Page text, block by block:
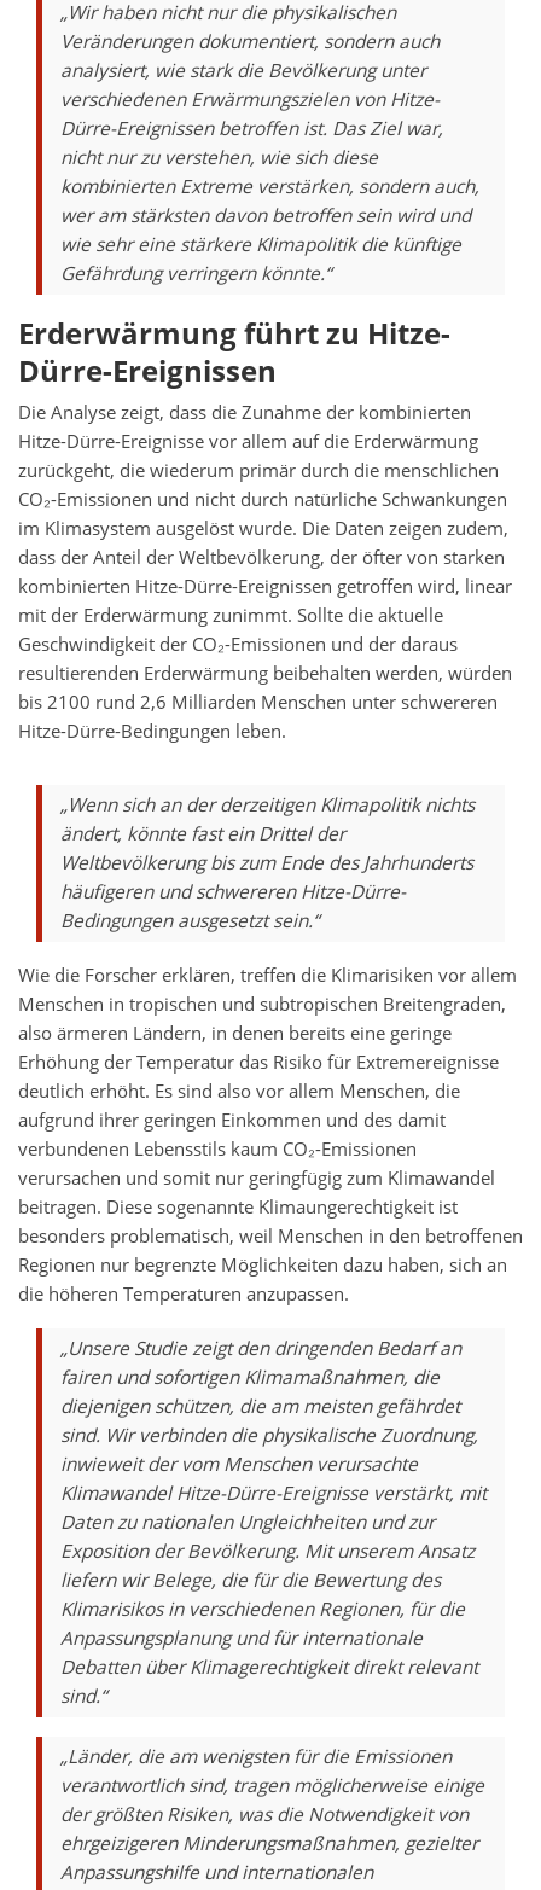
„Wir haben nicht nur die physikalischen
Veränderungen dokumentiert, sondern auch
analysiert, wie stark die Bevölkerung unter
verschiedenen Erwärmungszielen von Hitze-
Dürre-Ereignissen betroffen ist. Das Ziel war,
nicht nur zu verstehen, wie sich diese
kombinierten Extreme verstärken, sondern auch,
wer am stärksten davon betroffen sein wird und
wie sehr eine stärkere Klimapolitik die künftige
Gefährdung verringern könnte.“
Erderwärmung führt zu Hitze-
Dürre-Ereignissen
Die Analyse zeigt, dass die Zunahme der kombinierten
Hitze-Dürre-Ereignisse vor allem auf die Erderwärmung
zurückgeht, die wiederum primär durch die menschlichen
CO₂-Emissionen und nicht durch natürliche Schwankungen
im Klimasystem ausgelöst wurde. Die Daten zeigen zudem,
dass der Anteil der Weltbevölkerung, der öfter von starken
kombinierten Hitze-Dürre-Ereignissen getroffen wird, linear
mit der Erderwärmung zunimmt. Sollte die aktuelle
Geschwindigkeit der CO₂-Emissionen und der daraus
resultierenden Erderwärmung beibehalten werden, würden
bis 2100 rund 2,6 Milliarden Menschen unter schwereren
Hitze-Dürre-Bedingungen leben.
„Wenn sich an der derzeitigen Klimapolitik nichts
ändert, könnte fast ein Drittel der
Weltbevölkerung bis zum Ende des Jahrhunderts
häufigeren und schwereren Hitze-Dürre-
Bedingungen ausgesetzt sein.“
Wie die Forscher erklären, treffen die Klimarisiken vor allem
Menschen in tropischen und subtropischen Breitengraden,
also ärmeren Ländern, in denen bereits eine geringe
Erhöhung der Temperatur das Risiko für Extremereignisse
deutlich erhöht. Es sind also vor allem Menschen, die
aufgrund ihrer geringen Einkommen und des damit
verbundenen Lebensstils kaum CO₂-Emissionen
verursachen und somit nur geringfügig zum Klimawandel
beitragen. Diese sogenannte Klimaungerechtigkeit ist
besonders problematisch, weil Menschen in den betroffenen
Regionen nur begrenzte Möglichkeiten dazu haben, sich an
die höheren Temperaturen anzupassen.
„Unsere Studie zeigt den dringenden Bedarf an
fairen und sofortigen Klimamaßnahmen, die
diejenigen schützen, die am meisten gefährdet
sind. Wir verbinden die physikalische Zuordnung,
inwieweit der vom Menschen verursachte
Klimawandel Hitze-Dürre-Ereignisse verstärkt, mit
Daten zu nationalen Ungleichheiten und zur
Exposition der Bevölkerung. Mit unserem Ansatz
liefern wir Belege, die für die Bewertung des
Klimarisikos in verschiedenen Regionen, für die
Anpassungsplanung und für internationale
Debatten über Klimagerechtigkeit direkt relevant
sind.“
„Länder, die am wenigsten für die Emissionen
verantwortlich sind, tragen möglicherweise einige
der größten Risiken, was die Notwendigkeit von
ehrgeizigeren Minderungsmaßnahmen, gezielter
Anpassungshilfe und internationalen